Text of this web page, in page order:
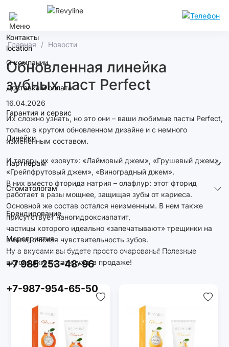
Тольятти
Контакты
О компании
Доставка и оплата
Гарантия и сервис
Линейки
Партнерам
Стоматологам
Брендирование
Мероприятия
+7 985 253-48-96
+7-987-954-65-50
Главная Новости
Обновленная линейка
зубных паст Perfect
16.04.2026
Их сложно узнать, но это они – ваши любимые пасты Perfect,
только в крутом обновленном дизайне и с немного
измененным составом.
И теперь их «зовут»: «Лаймовый джем», «Грушевый джем»,
«Грейпфрутовый джем», «Виноградный джем».
В них вместо фторида натрия – олафлур: этот фторид
работает в разы мощнее, защищая зубы от кариеса.
Основной же состав остался неизменным. В нем также
присутствует наногидроксиапатит,
частицы которого идеально «запечатывают» трещинки на
эмали, снижая чувствительность зубов.
Ну а вкусами вы будете просто очарованы! Полезные
вкусняшки, кстати, уже в продаже!